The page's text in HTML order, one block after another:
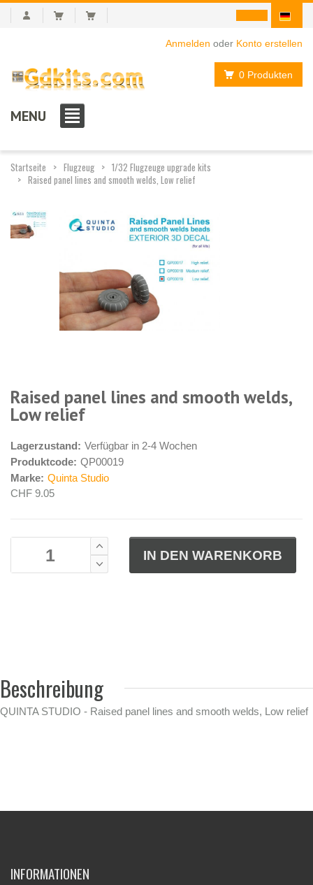
Anmelden oder Konto erstellen
0 Produkten
MENU
Startseite Flugzeug
1/32 Flugzeuge upgrade kits
Raised panel lines and smooth welds, Low relief
Raised panel lines and smooth welds,
Low relief
Lagerzustand: Verfügbar in 2-4 Wochen
Produktcode: QP00019
Marke: Quinta Studio
CHF 9.05
Beschreibung
QUINTA STUDIO - Raised panel lines and smooth welds, Low relief
INFORMATIONEN